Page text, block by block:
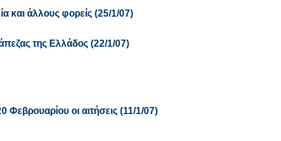
και άλλους φορείς (25/1/07)
της Ελλάδος (22/1/07)
Φεβρουαρίου οι αιτήσεις (11/1/07)